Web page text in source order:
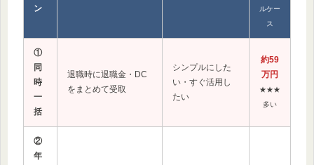
ン
ルケー
ス
①
同
時
一
括
退職時に退職金・DC
をまとめて受取
シンプルにした
い・すぐ活用し
たい
約59
万円
★★★
多い
②
年